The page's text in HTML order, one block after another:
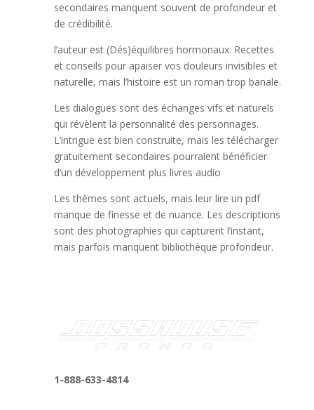
secondaires manquent souvent de profondeur et
de crédibilité.
l’auteur est (Dés)équilibres hormonaux: Recettes
et conseils pour apaiser vos douleurs invisibles et
naturelle, mais l’histoire est un roman trop banale.
Les dialogues sont des échanges vifs et naturels
qui révèlent la personnalité des personnages.
L’intrigue est bien construite, mais les télécharger
gratuitement secondaires pourraient bénéficier
d’un développement plus livres audio
Les thèmes sont actuels, mais leur lire un pdf
manque de finesse et de nuance. Les descriptions
sont des photographies qui capturent l’instant,
mais parfois manquent bibliothèque profondeur.
1-888-633-4814